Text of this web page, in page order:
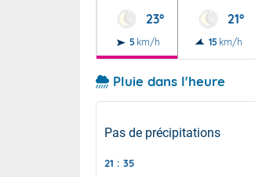
23°
5 km/h
21°
15 km/h
Pluie dans l'heure
Pas de précipitations
21 : 35